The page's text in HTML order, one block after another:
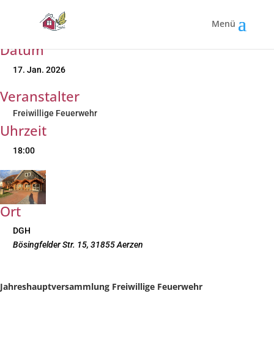
Jahreshauptversammlung |
Freiwillige Feuerwehr
Datum
17. Jan. 2026
Veranstalter
Freiwillige Feuerwehr
Uhrzeit
18:00
Ort
DGH
Bösingfelder Str. 15, 31855 Aerzen
Jahreshauptversammlung Freiwillige Feuerwehr